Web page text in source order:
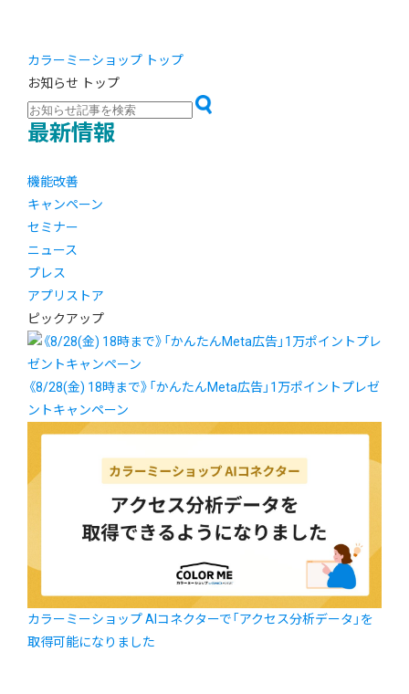
カラーミーショップ トップ
お知らせ トップ
最新情報
機能改善
キャンペーン
セミナー
ニュース
プレス
アプリストア
ピックアップ
《8/28(金) 18時まで》「かんたんMeta広告」1万ポイントプレゼ
ントキャンペーン
カラーミーショップ AIコネクターで「アクセス分析データ」を
取得可能になりました